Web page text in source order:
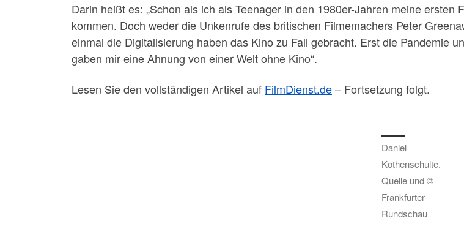
Darin heißt es: „Schon als ich als Teenager in den 1980er-Jahren meine
kommen. Doch weder die Unkenrufe des britischen Filmemachers Peter
einmal die Digitalisierung haben das Kino zu Fall gebracht. Erst die Pandemie
gaben mir eine Ahnung von einer Welt ohne Kino“.
Lesen Sie den vollständigen Artikel auf FilmDienst.de– Fortsetzung folgt.
Daniel
Kothenschulte.
Quelle und ©
Frankfurter
Rundschau